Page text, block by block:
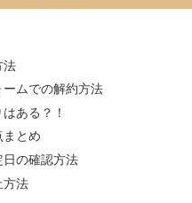
法
ムでの解約方法
ある？！
まとめ
日の確認方法
方法